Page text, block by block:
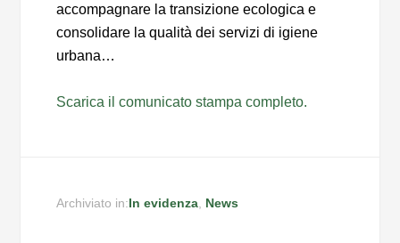
accompagnare la transizione ecologica e
consolidare la qualità dei servizi di igiene
urbana…
Scarica il comunicato stampa completo.
Archiviato in:In evidenza News